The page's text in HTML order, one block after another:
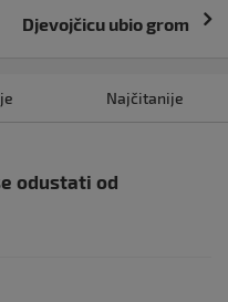
Djevojčicu ubio grom
Najčitanije
odustati od